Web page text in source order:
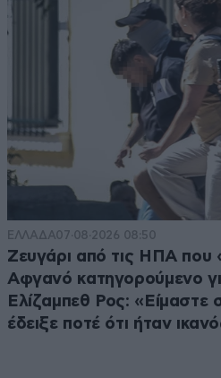
ΕΛΛΑΔΑ07·08·2026 08:50
Ζευγάρι από τις ΗΠΑ που
Αφγανό κατηγορούμενο
Ελίζαμπεθ Ρος: «Είμαστε
έδειξε ποτέ ότι ήταν